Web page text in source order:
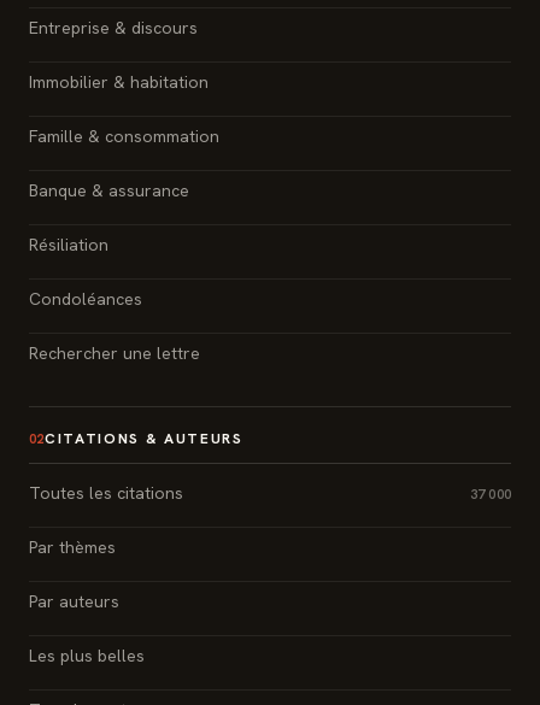
Entreprise & discours
Immobilier & habitation
Famille & consommation
Banque & assurance
Résiliation
Condoléances
Rechercher une lettre
02CITATIONS & AUTEURS
Toutes les citations 37 000
Par thèmes
Par auteurs
Les plus belles